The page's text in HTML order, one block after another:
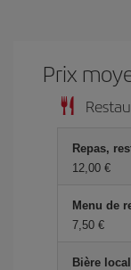
Prix
Repas,
12,00 €
Menu de
7,50 €
Bière